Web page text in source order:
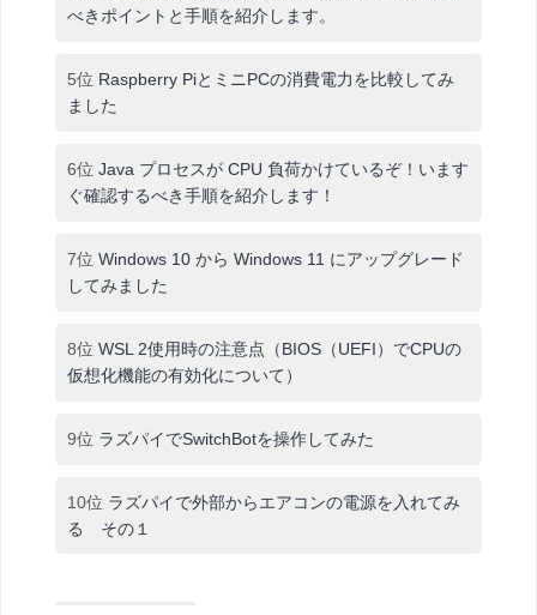
べきポイントと手順を紹介します。
5位 Raspberry PiとミニPCの消費電力を比較してみ
ました
6位 Java プロセスが CPU 負荷かけているぞ！います
ぐ確認するべき手順を紹介します！
7位 Windows 10 から Windows 11 にアップグレード
してみました
8位 WSL 2使用時の注意点（BIOS（UEFI）でCPUの
仮想化機能の有効化について）
9位 ラズパイでSwitchBotを操作してみた
10位 ラズパイで外部からエアコンの電源を入れてみ
る その１